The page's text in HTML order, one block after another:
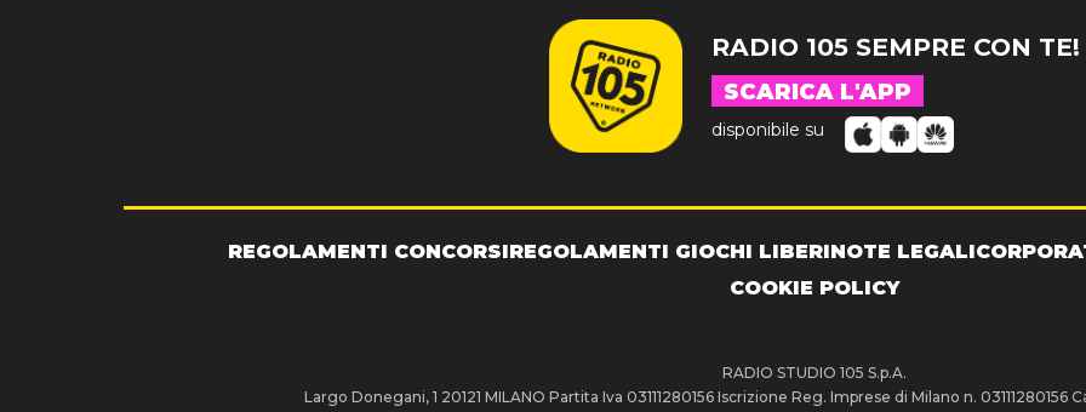
RADIO 105 SEMPRE CON TE!
SCARICA L'APP
disponibile su
REGOLAMENTI CONCORSIREGOLAMENTI GIOCHI LIBERINOTE LEGALI
COOKIE POLICY
RADIO STUDIO 105 S.p.A.
Largo Donegani, 1 20121 MILANO Partita Iva 03111280156 Iscrizione Reg. Imprese di Milano n.